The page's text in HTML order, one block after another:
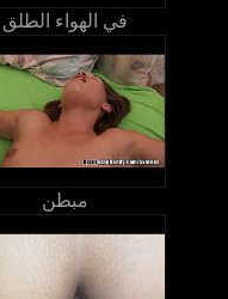
في الهواء الطلق
مبطن